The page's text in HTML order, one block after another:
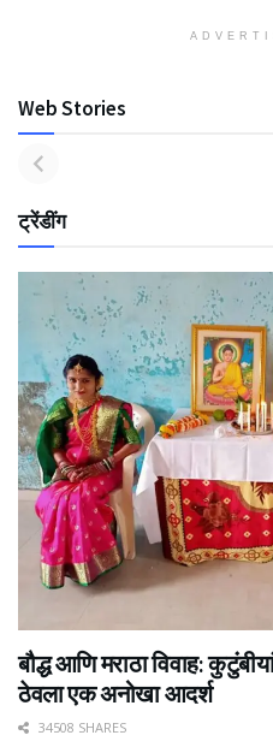
Web Stories
ट्रेंडींग
बौद्ध आणि मराठा विवाह:
ठेवला एक अनोखा आदर्श
34508 SHARES